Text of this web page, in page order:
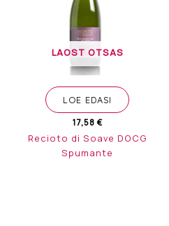
LAOST OTSAS
LOE EDASI
17,58 €
Recioto di Soave DOCG
Spumante